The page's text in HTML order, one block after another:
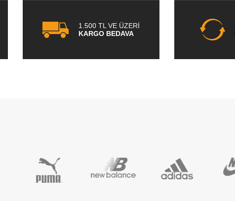
1.500 TL VE ÜZERİ
KARGO BEDAVA